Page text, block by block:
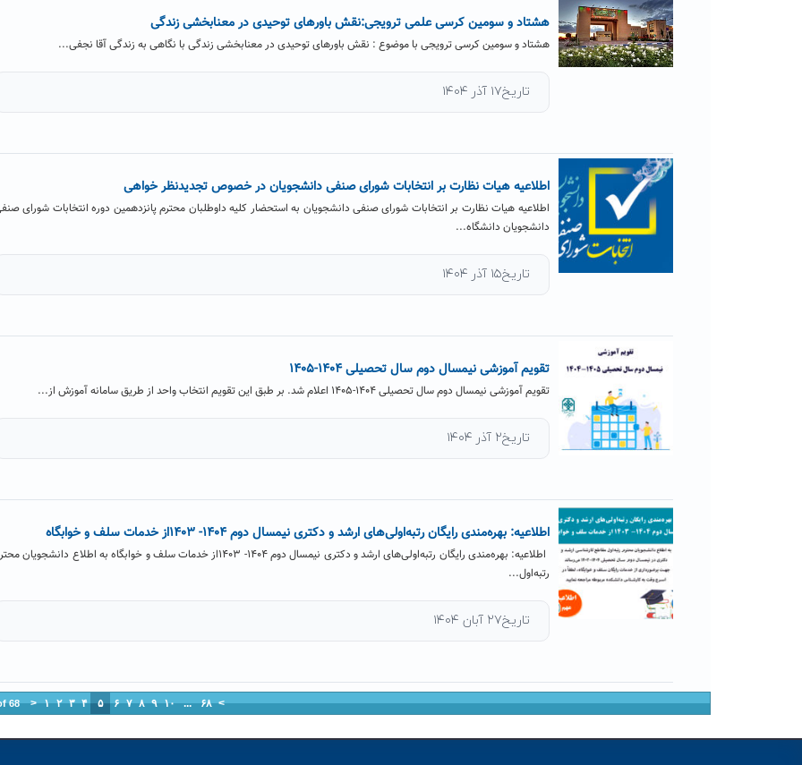
هشتاد و سومین کرسی علمی ترویجی:نقش باورهای توحیدی در معنابخشی زندگی
هشتاد و سومین کرسی ترویجی با موضوع : نقش باورهای توحیدی در معنابخشی زندگی با نگاهی به زندگی آقا نجفی...
تاریخ۱۷ آذر ۱۴۰۴
اطلاعیه هیات نظارت بر انتخابات شورای صنفی دانشجویان در خصوص تجدیدنظر خواهی
اطلاعیه هیات نظارت بر انتخابات شورای صنفی دانشجویان به استحضار کلیه داوطلبان محترم پانزدهمین دوره انتخابات شورای
دانشجویان دانشگاه...
تاریخ۱۵ آذر ۱۴۰۴
تقویم آموزشی نیمسال دوم سال تحصیلی ۱۴۰۴-۱۴۰۵
تقویم آموزشی نیمسال دوم سال تحصیلی ۱۴۰۴-۱۴۰۵ اعلام شد. بر طبق این تقویم انتخاب واحد از طریق سامانه آموزش از...
تاریخ۲ آذر ۱۴۰۴
اطلاعیه: بهره‌مندی رایگان رتبه‌اولی‌های ارشد و دکتری نیمسال دوم ۱۴۰۴- ۱۴۰۳از خدمات سلف و خوابگاه
اطلاعیه: بهره‌مندی رایگان رتبه‌اولی‌های ارشد و دکتری نیمسال دوم ۱۴۰۴- ۱۴۰۳از خدمات سلف و خوابگاه به اطلاع دانشجویان
رتبه‌اول...
تاریخ۲۷ آبان ۱۴۰۴
68 < ۱ ۲ ۳ ۴ ۵ ۶ ۷ ۸ ۹ ۱۰ ... ۶۸ >